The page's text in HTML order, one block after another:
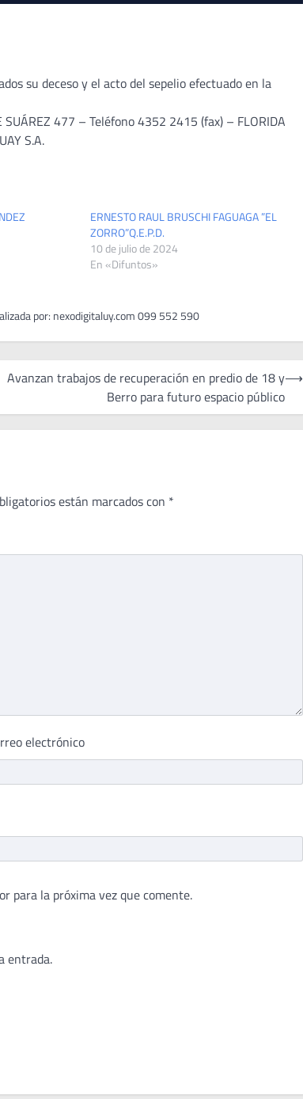
su deceso y el acto del sepelio efectuado en la
SUÁREZ 477 – Teléfono 4352 2415 (fax) – FLORIDA
S.A.
ERNESTO RAUL BRUSCHI FAGUAGA ”EL
ZORRO”Q.E.P.D.
10 de julio de 2024
En «Difuntos»
Avanzan trabajos de recuperación en predio de 18 y
Berro para futuro espacio público
⟶
están marcados con *
electrónico
para la próxima vez que comente.
entrada.